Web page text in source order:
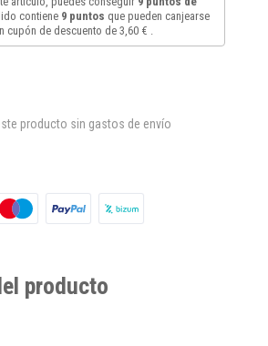
contiene 9 puntos que pueden canjearse
cupón de descuento de 3,60 €
producto sin gastos de envío
producto